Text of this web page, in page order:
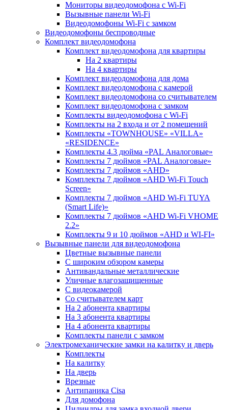
Мониторы видеодомофона с Wi-Fi
Вызывные панели Wi-Fi
Видеодомофоны Wi-Fi с замком
Видеодомофоны беспроводные
Комплект видеодомофона
Комплект видеодомофона для квартиры
На 2 квартиры
На 4 квартиры
Комплект видеодомофона для дома
Комплект видеодомофона с камерой
Комплект видеодомофона со считывателем
Комплект видеодомофона c замком
Комплекты видеодомофона с Wi-Fi
Комплекты на 2 входа и от 2 помещений
Комплекты «TOWNHOUSE» «VILLA»
«RESIDENCE»
Комплекты 4.3 дюйма «PAL Аналоговые»
Комплекты 7 дюймов «PAL Аналоговые»
Комплекты 7 дюймов «AHD»
Комплекты 7 дюймов «AHD Wi-Fi Touch
Screen»
Комплекты 7 дюймов «AHD Wi-Fi TUYA
(Smart Life)»
Комплекты 7 дюймов «AHD Wi-Fi VHOME
2.2»
Комплекты 9 и 10 дюймов «AHD и WI-FI»
Вызывные панели для видеодомофона
Цветные вызывные панели
С широким обзором камеры
Антивандальные металлические
Уличные влагозащищенные
С видеокамерой
Со считывателем карт
На 2 абонента квартиры
На 3 абонента квартиры
На 4 абонента квартиры
Комплекты панели с замком
Электромеханические замки на калитку и дверь
Комплекты
На калитку
На дверь
Врезные
Антипаника Cisa
Для домофона